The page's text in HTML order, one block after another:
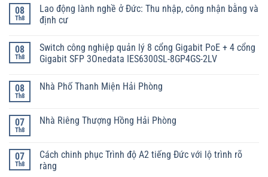
08
Th8
Lao động lành nghề ở Đức: Thu nhập, công nhận bằng và
định cư
08
Th8
Switch công nghiệp quản lý 8 cổng Gigabit PoE + 4 cổng
Gigabit SFP 3Onedata IES6300SL-8GP4GS-2LV
08
Th8
Nhà Phố Thanh Miện Hải Phòng
07
Th8
Nhà Riêng Thượng Hồng Hải Phòng
07
Th8
Cách chinh phục Trình độ A2 tiếng Đức với lộ trình rõ
ràng